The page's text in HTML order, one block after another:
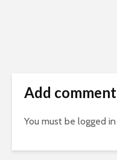
Add comment
You must be logged in